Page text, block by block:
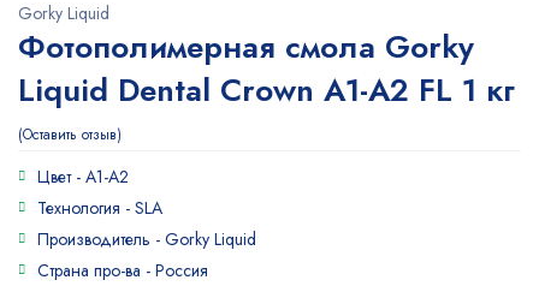
Gorky Liquid
Фотополимерная смола Gorky
Liquid Dental Crown A1-A2 FL 1 кг
Оставить отзыв
Цвет - A1-A2
Технология - SLA
Производитель - Gorky Liquid
Страна про-ва - Россия